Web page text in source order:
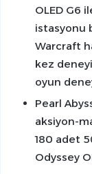
OLED G6
istasyonu
Warcraft
kez
oyun
Pearl
aksiyon-
180 adet
Odyssey